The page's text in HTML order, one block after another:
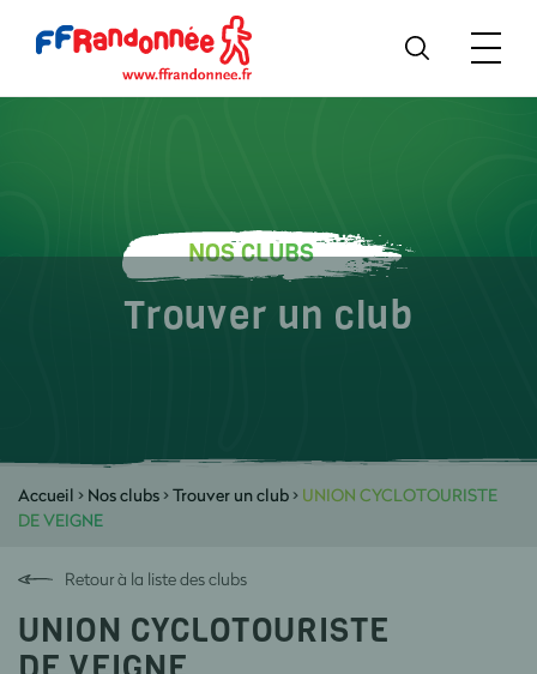
NOS CLUBS
Trouver un club
Accueil > Nos clubs>Trouver un club> UNION CYCLOTOURISTE
DE VEIGNE
Retour à la liste des clubs
UNION CYCLOTOURISTE